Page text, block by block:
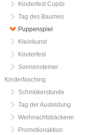
Kinderfest Copitz
Tag des Baumes
Puppenspiel
Kleinkunst
Kinderfest
Sonnensteiner
Kinderfasching
Schmökerstunde
Tag der Ausbildung
Weihnachtsbäckerei
Promotionaktion